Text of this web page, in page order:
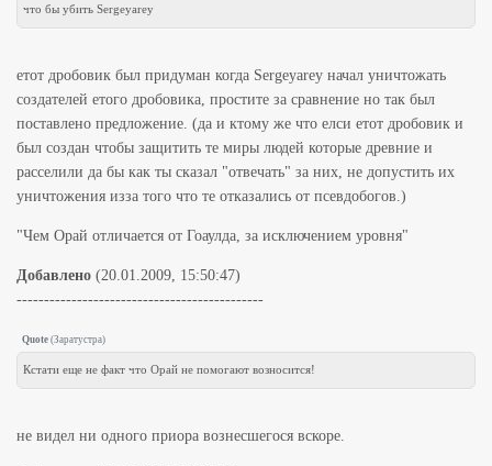
что бы убить Sergeyarey
етот дробовик был придуман когда Sergeyarey начал уничтожать
создателей етого дробовика, простите за сравнение но так был
поставлено предложение. (да и ктому же что елси етот дробовик и
был создан чтобы защитить те миры людей которые древние и
расселили да бы как ты сказал "отвечать" за них, не допустить их
уничтожения изза того что те отказались от псевдобогов.)
"Чем Орай отличается от Гоаулда, за исключением уровня"
Добавлено (20.01.2009, 15:50:47)
---------------------------------------------
Quote (Заратустра)
Кстати еще не факт что Орай не помогают возносится!
не видел ни одного приора вознесшегося вскоре.